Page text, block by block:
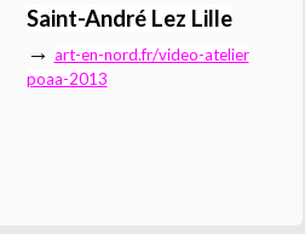
Saint-André Lez Lille
→ art-en-nord.fr/video-atelier
poaa-2013